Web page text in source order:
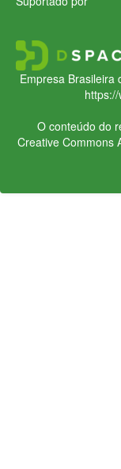
Empresa Brasileira
O conteúdo do
Creative Commons